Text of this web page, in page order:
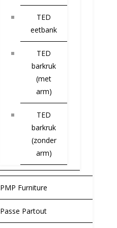
TED
eetbank
TED
barkruk
(met
arm)
TED
barkruk
(zonder
arm)
PMP Furniture
Passe Partout